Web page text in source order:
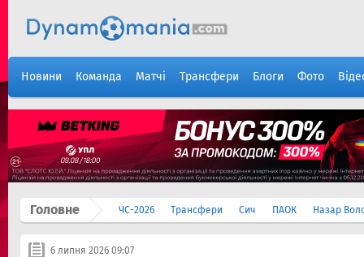
Новини Команда Матчі Трансфери Блоги Фото
Головне ЧС-2026 Трансфери Сич ПАОК Назар
6 липня 2026 09:07